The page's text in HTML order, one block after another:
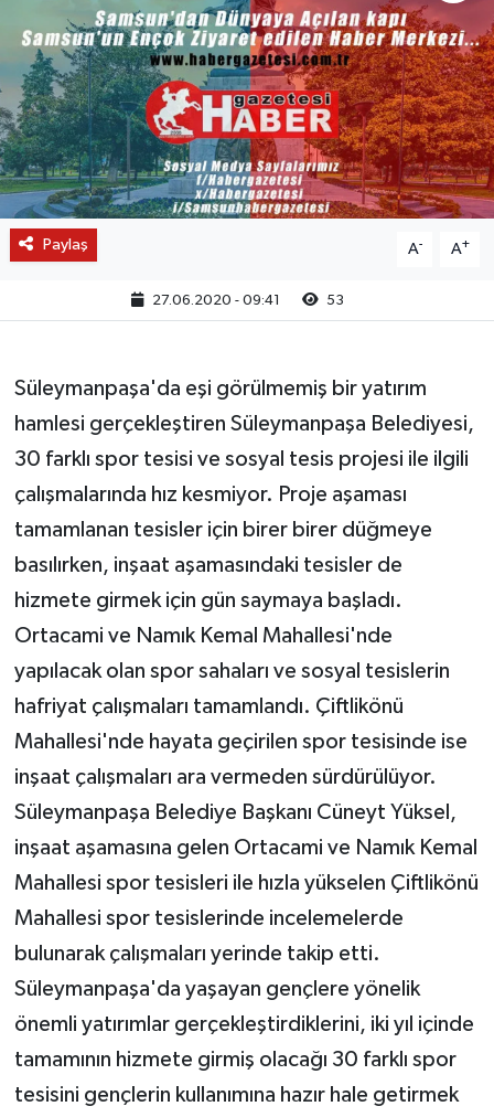
Paylaş A- A+
27.06.2020 - 09:41 53
Süleymanpaşa'da eşi görülmemiş bir yatırım
hamlesi gerçekleştiren Süleymanpaşa Belediyesi,
30 farklı spor tesisi ve sosyal tesis projesi ile ilgili
çalışmalarında hız kesmiyor. Proje aşaması
tamamlanan tesisler için birer birer düğmeye
basılırken, inşaat aşamasındaki tesisler de
hizmete girmek için gün saymaya başladı.
Ortacami ve Namık Kemal Mahallesi'nde
yapılacak olan spor sahaları ve sosyal tesislerin
hafriyat çalışmaları tamamlandı. Çiftlikönü
Mahallesi'nde hayata geçirilen spor tesisinde ise
inşaat çalışmaları ara vermeden sürdürülüyor.
Süleymanpaşa Belediye Başkanı Cüneyt Yüksel,
inşaat aşamasına gelen Ortacami ve Namık Kemal
Mahallesi spor tesisleri ile hızla yükselen Çiftlikönü
Mahallesi spor tesislerinde incelemelerde
bulunarak çalışmaları yerinde takip etti.
Süleymanpaşa'da yaşayan gençlere yönelik
önemli yatırımlar gerçekleştirdiklerini, iki yıl içinde
tamamının hizmete girmiş olacağı 30 farklı spor
tesisini gençlerin kullanımına hazır hale getirmek